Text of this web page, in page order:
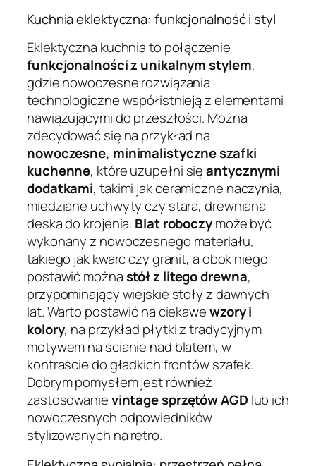
Kuchnia eklektyczna: funkcjonalność i styl
Eklektyczna kuchnia to połączenie
funkcjonalności z unikalnym stylem,
gdzie nowoczesne rozwiązania
technologiczne współistnieją z elementami
nawiązującymi do przeszłości. Można
zdecydować się na przykład na
nowoczesne, minimalistyczne szafki
kuchenne, które uzupełni sięantycznymi
dodatkami, takimi jak ceramiczne naczynia,
miedziane uchwyty czy stara, drewniana
deska do krojenia. Blat roboczymoże być
wykonany z nowoczesnego materiału,
takiego jak kwarc czy granit, a obok niego
postawić możnastół z litego drewna,
przypominający wiejskie stoły z dawnych
lat. Warto postawić na ciekawewzory i
kolory, na przykład płytki z tradycyjnym
motywem na ścianie nad blatem, w
kontraście do gładkich frontów szafek.
Dobrym pomysłem jest również
zastosowanievintage sprzętów AGD lub ich
nowoczesnych odpowiedników
stylizowanych na retro.